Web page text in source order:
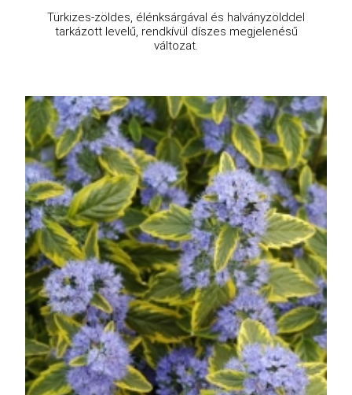
Türkizes-zöldes, élénksárgával és halványzölddel
tarkázott levelű, rendkívül díszes megjelenésű
változat.